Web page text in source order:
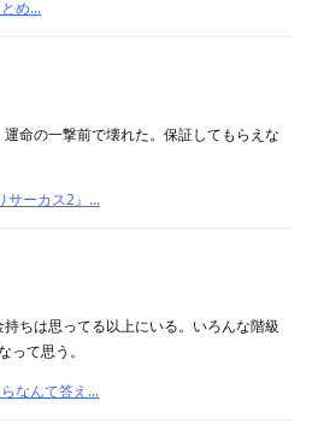
め...
命の一撃前で壊れた。保証してもらえな
サーカス2』...
ちは思ってる以上にいる。いろんな階級
って思う。
なんて答え...